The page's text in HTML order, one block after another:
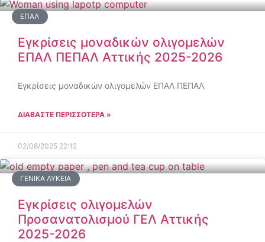
ΕΠΑΛ
Εγκρίσεις μοναδικών ολιγομελών
ΕΠΑΛ ΠΕΠΑΛ Αττικής 2025-2026
Εγκρίσεις μοναδικών ολιγομελών ΕΠΑΛ ΠΕΠΑΛ
ΔΙΑΒΑΣΤΕ ΠΕΡΙΣΣΟΤΕΡΑ »
02/08/2025 22:12
ΓΕΝΙΚΆ ΛΎΚΕΙΑ
Εγκρίσεις ολιγομελών
Προσανατολισμού ΓΕΛ Αττικής
2025-2026